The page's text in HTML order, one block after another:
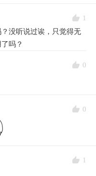
1
没听说过诶，只觉得无
吗？
0
0
1